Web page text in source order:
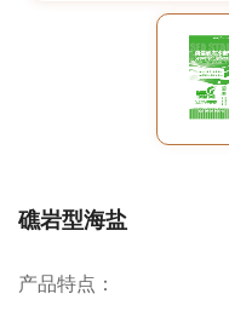
礁岩型海盐
产品特点：